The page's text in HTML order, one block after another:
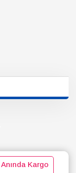
Anında Kargo